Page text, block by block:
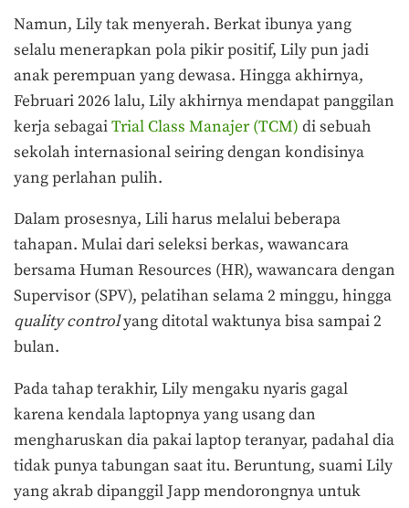
Namun, Lily tak menyerah. Berkat ibunya yang
selalu menerapkan pola pikir positif, Lily pun jadi
anak perempuan yang dewasa. Hingga akhirnya,
Februari 2026 lalu, Lily akhirnya mendapat panggilan
kerja sebagaiTrial Class Manajer (TCM) di sebuah
sekolah internasional seiring dengan kondisinya
yang perlahan pulih.
Dalam prosesnya, Lili harus melalui beberapa
tahapan. Mulai dari seleksi berkas, wawancara
bersama Human Resources (HR), wawancara dengan
Supervisor (SPV), pelatihan selama 2 minggu, hingga
quality controlyang ditotal waktunya bisa sampai 2
bulan.
Pada tahap terakhir, Lily mengaku nyaris gagal
karena kendala laptopnya yang usang dan
mengharuskan dia pakai laptop teranyar, padahal dia
tidak punya tabungan saat itu. Beruntung, suami Lily
yang akrab dipanggil Japp mendorongnya untuk